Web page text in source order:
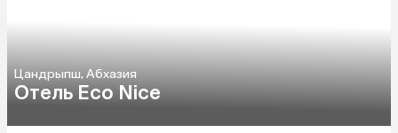
Цандрыпш, Абхазия
Отель Eco Nice